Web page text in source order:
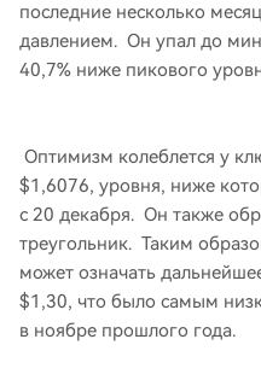
последние несколько
давлением. Он упал до
40,7% ниже пикового
Оптимизм колеблется у
$1,6076, уровня, ниже
с 20 декабря. Он также
треугольник. Таким
может означать
$1,30, что было самым
в ноябре прошлого года.